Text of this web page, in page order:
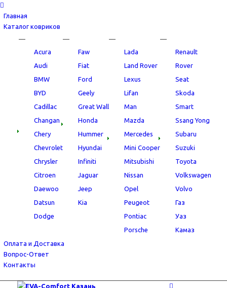
Главная
Каталог ковриков
—
Acura
Audi
BMW
BYD
Cadillac
Changan
Chery
Chevrolet
Chrysler
Citroen
Daewoo
Datsun
Dodge
—
Faw
Fiat
Ford
Geely
Great Wall
Honda
Hummer
Hyundai
Infiniti
Jaguar
Jeep
Kia
—
Lada
Land Rover
Lexus
Lifan
Man
Mazda
Mercedes
Mini Cooper
Mitsubishi
Nissan
Opel
Peugeot
Pontiac
Porsche
—
Renault
Rover
Seat
Skoda
Smart
Ssang Yong
Subaru
Suzuki
Toyota
Volkswagen
Volvo
Газ
Уаз
Камаз
Оплата и Доставка
Вопрос-Ответ
Контакты